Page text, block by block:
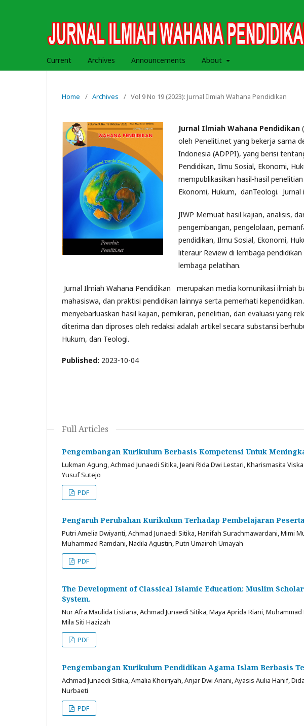
Current Archives Announcements About
Home / Archives / Vol 9 No 19 (2023): Jurnal Ilmiah Wahana Pendidikan
Jurnal Ilmiah Wahana Pendidikan
oleh Peneliti.net yang bekerja sama
Indonesia (ADPPI), yang berisi
Pendidikan, Ilmu Sosial, Ekonomi,
mempublikasikan hasil-hasil
Ekonomi, Hukum, danTeologi.
JIWP Memuat hasil kajian, analisis,
pengembangan, pengelolaan,
pendidikan, Ilmu Sosial, Ekonomi,
literaur Review di lembaga
lembaga pelatihan.
Jurnal Ilmiah Wahana Pendidikan merupakan media komunikasi ilmiah
mahasiswa, dan praktisi pendidikan lainnya serta pemerhati
menyebarluaskan hasil kajian, pemikiran, penelitian, dan evaluasi yang
diterima dan diproses oleh redaksi adalah artikel secara substansi
Hukum, dan Teologi.
Published: 2023-10-04
Full Articles
Pengembangan Kurikulum Berbasis Kompetensi Untuk
Lukman Agung, Achmad Junaedi Sitika, Jeani Rida Dwi Lestari, Kharismasita
Yusuf Sutejo
PDF
Pengaruh Perubahan Kurikulum Terhadap Pembelajaran
Putri Amelia Dwiyanti, Achmad Junaedi Sitika, Hanifah Surachmawardani, Mimi
Muhammad Ramdani, Nadila Agustin, Putri Umairoh Umayah
PDF
The Development of Classical Islamic Education: Muslim
System.
Nur Afra Maulida Listiana, Achmad Junaedi Sitika, Maya Aprida Riani,
Mila Siti Hazizah
PDF
Pengembangan Kurikulum Pendidikan Agama Islam Berbasis
Achmad Junaedi Sitika, Amalia Khoiriyah, Anjar Dwi Ariani, Ayasis Aulia Hanif,
Nurbaeti
PDF